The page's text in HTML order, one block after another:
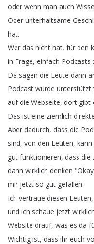
oder wenn man auch
Oder unterhaltsame
hat.
Wer das nicht hat, für den
in Frage, einfach Podcasts
Da sagen die Leute dann
Podcast wurde unterstützt
auf die Webseite, dort gibt
Das ist eine ziemlich direkte
Aber dadurch, dass die
sind, von den Leuten, kann
gut funktionieren, dass die
dann wirklich denken "Okay
mir jetzt so gut gefallen.
Ich vertraue diesen Leuten,
und ich schaue jetzt wirklich
Website drauf, was es da
Wichtig ist, dass ihr euch